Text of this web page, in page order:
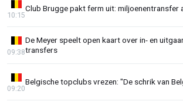
Club Brugge pakt ferm uit: miljoenentransfer
10:15
De Meyer speelt open kaart over in- en
transfers
09:38
Belgische topclubs vrezen: "De schrik van
09:20